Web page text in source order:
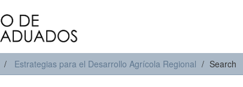
Estrategias para el Desarrollo Agrícola Regional Search